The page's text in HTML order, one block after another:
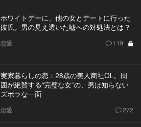
ホワイトデーに、他の女とデートに行った
彼氏。男の見え透いた嘘への対処法とは？
恋愛 119
実家暮らしの恋：28歳の美人商社OL。周
囲が絶賛する“完璧な女”の、男は知らない
ズボラな一面
恋愛 272